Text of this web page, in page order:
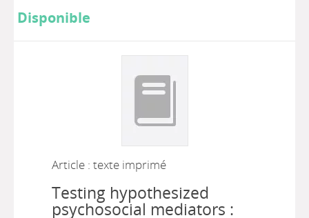
Disponible
Article : texte imprimé
Testing hypothesized
psychosocial mediators :